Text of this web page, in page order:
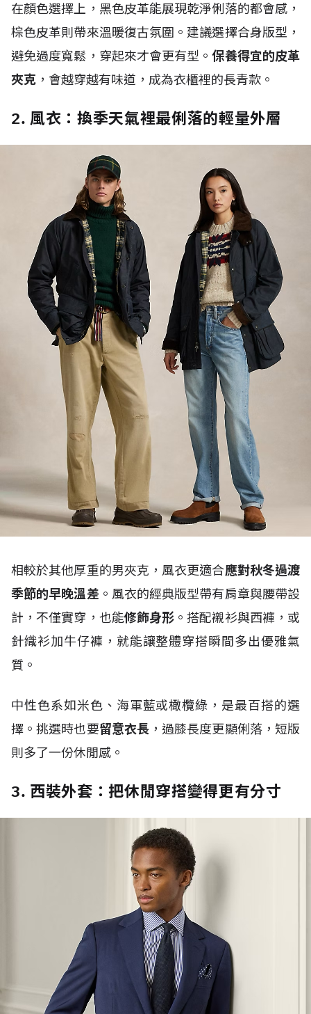
在顏色選擇上，黑色皮革能展現乾淨俐落的都會感，
棕色皮革則帶來溫暖復古氛圍。建議選擇合身版型，
避免過度寬鬆，穿起來才會更有型。保養得宜的皮革
夾克 ，會越穿越有味道，成為衣櫃裡的長青款。
2. 風衣：換季天氣裡最俐落的輕量外層
相較於其他厚重的男夾克，風衣更適合應對秋冬過渡
季節的早晚溫差 。風衣的經典版型帶有肩章與腰帶設
計，不僅實穿，也能修飾身形 。搭配襯衫與西褲，或
針織衫加牛仔褲，就能讓整體穿搭瞬間多出優雅氣
質。
中性色系如米色、海軍藍或橄欖綠，是最百搭的選
擇。挑選時也要留意衣長 ，過膝長度更顯俐落，短版
則多了一份休閒感。
3. 西裝外套：把休閒穿搭變得更有分寸